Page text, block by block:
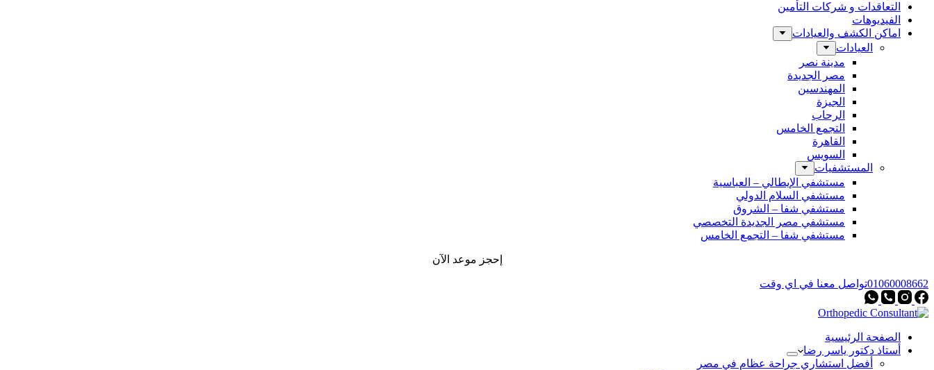
التعاقدات و شركات التأمين
الفيديوهات
اماكن الكشف والعيادات
العيادات
مدينة نصر
مصر الجديدة
المهندسين
الجيزة
الرحاب
التجمع الخامس
القاهرة
السويس
المستشفيات
مستشفي الإيطالي – العباسية
مستشفي السلام الدولي
مستشفي شفا – الشروق
مستشفي مصر الجديدة التخصصي
مستشفي شفا – التجمع الخامس
إحجز موعد الآن
01060008662تواصل معنا في اي وقت
الصفحة الرئيسية
أستاذ دكتور ياسر رضا
أفضل استشاري جراحة عظام في مصر